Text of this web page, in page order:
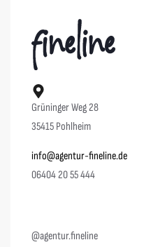
Grüninger Weg 28
35415 Pohlheim
info@agentur-fineline.de
06404 20 55 444
@agentur.fineline